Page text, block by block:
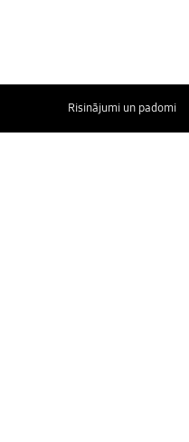
Risinājumi un padomi